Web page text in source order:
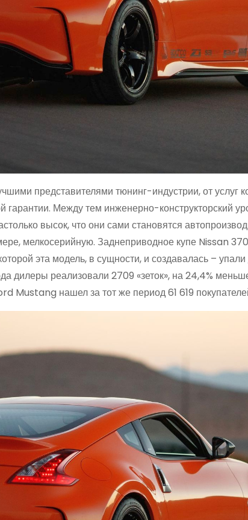
представителями тюнинг-индустрии, от услуг
гарантии. Между тем инженерно-конструкторский
высок, что они сами становятся
мелкосерийную. Заднеприводное купе Nissan
эта модель, в сущности, и создавалась –
дилеры реализовали 2709 «зеток», на 24,4%
Mustang нашел за тот же период 61 619